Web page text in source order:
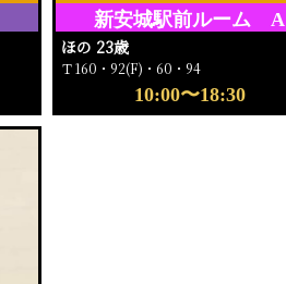
新安城駅前ルーム A
ほの 23歳
Ｔ160・92(F)・60・94
10:00〜18:30